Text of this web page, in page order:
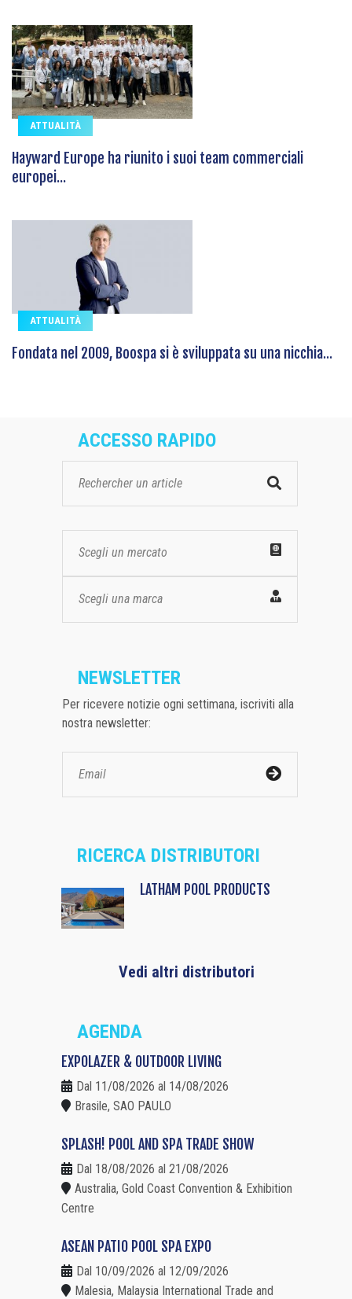
ATTUALITÀ
Hayward Europe ha riunito i suoi team commerciali
europei...
ATTUALITÀ
Fondata nel 2009, Boospa si è sviluppata su una nicchia...
ACCESSO RAPIDO
Scegli un mercato
Scegli una marca
NEWSLETTER
Per ricevere notizie ogni settimana, iscriviti alla
nostra newsletter:
RICERCA DISTRIBUTORI
LATHAM POOL PRODUCTS
Vedi altri distributori
AGENDA
EXPOLAZER & OUTDOOR LIVING
Dal 11/08/2026 al 14/08/2026
Brasile, SAO PAULO
SPLASH! POOL AND SPA TRADE SHOW
Dal 18/08/2026 al 21/08/2026
Australia, Gold Coast Convention & Exhibition
Centre
ASEAN PATIO POOL SPA EXPO
Dal 10/09/2026 al 12/09/2026
Malesia, Malaysia International Trade and